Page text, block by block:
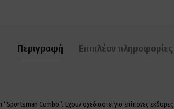
Περιγραφή Επιπλέον πληροφορίες
“Sportsman Combo”. Έχουν σχεδιαστεί για επίπονες